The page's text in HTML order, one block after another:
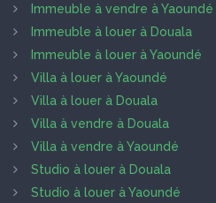
Immeuble à vendre à Yaoundé
Immeuble à louer à Douala
Immeuble à louer à Yaoundé
Villa à louer à Yaoundé
Villa à louer à Douala
Villa à vendre à Douala
Villa à vendre à Yaoundé
Studio à louer à Douala
Studio à louer à Yaoundé